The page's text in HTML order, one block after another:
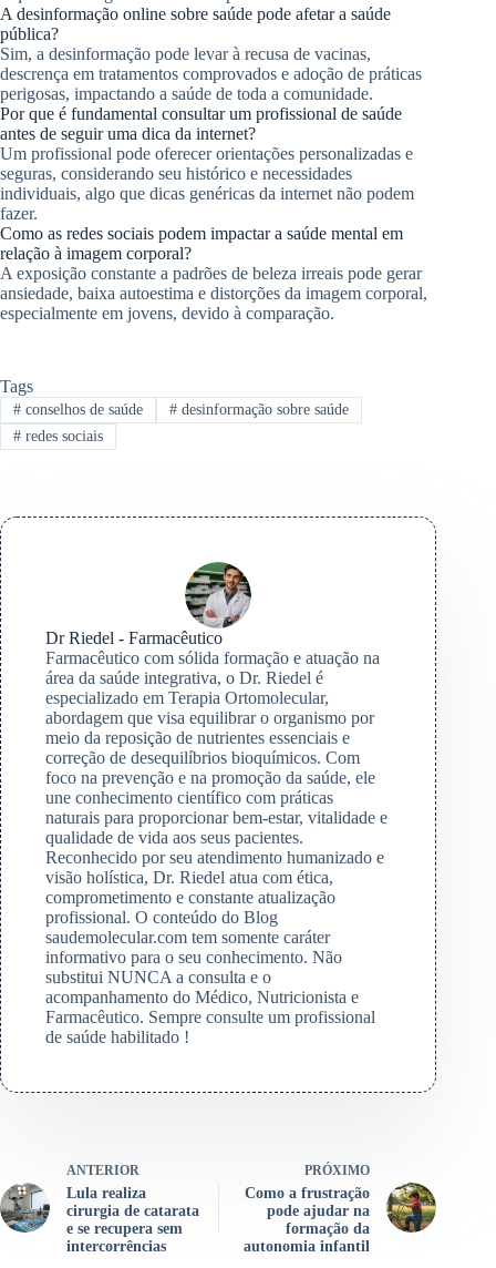
A desinformação online sobre saúde pode afetar a saúde
pública?
Sim, a desinformação pode levar à recusa de vacinas,
descrença em tratamentos comprovados e adoção de práticas
perigosas, impactando a saúde de toda a comunidade.
Por que é fundamental consultar um profissional de saúde
antes de seguir uma dica da internet?
Um profissional pode oferecer orientações personalizadas e
seguras, considerando seu histórico e necessidades
individuais, algo que dicas genéricas da internet não podem
fazer.
Como as redes sociais podem impactar a saúde mental em
relação à imagem corporal?
A exposição constante a padrões de beleza irreais pode gerar
ansiedade, baixa autoestima e distorções da imagem corporal,
especialmente em jovens, devido à comparação.
Tags
#conselhos de saúde #desinformação sobre saúde
#redes sociais
Dr Riedel - Farmacêutico
Farmacêutico com sólida formação e atuação na
área da saúde integrativa, o Dr. Riedel é
especializado em Terapia Ortomolecular,
abordagem que visa equilibrar o organismo por
meio da reposição de nutrientes essenciais e
correção de desequilíbrios bioquímicos. Com
foco na prevenção e na promoção da saúde, ele
une conhecimento científico com práticas
naturais para proporcionar bem-estar, vitalidade e
qualidade de vida aos seus pacientes.
Reconhecido por seu atendimento humanizado e
visão holística, Dr. Riedel atua com ética,
comprometimento e constante atualização
profissional. O conteúdo do Blog
saudemolecular.com tem somente caráter
informativo para o seu conhecimento. Não
substitui NUNCA a consulta e o
acompanhamento do Médico, Nutricionista e
Farmacêutico. Sempre consulte um profissional
de saúde habilitado !
ANTERIOR
Lula realiza
cirurgia de catarata
e se recupera sem
intercorrências
PRÓXIMO
Como a frustração
pode ajudar na
formação da
autonomia infantil